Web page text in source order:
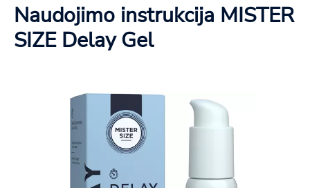
Naudojimo instrukcija MISTER
SIZE Delay Gel